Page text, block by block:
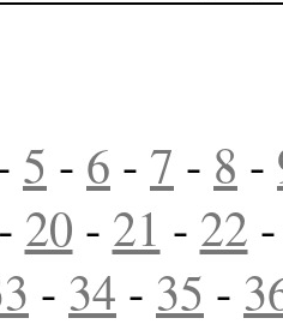
5 - 6 - 7 - 8 -
- 20 - 21 - 22
- 34 - 35 -